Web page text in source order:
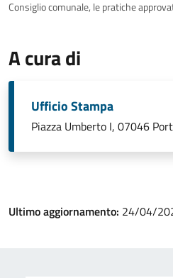
Consiglio comunale, le pratiche
A cura di
Ufficio Stampa
Piazza Umberto I, 07046
Ultimo aggiornamento: 24/04/